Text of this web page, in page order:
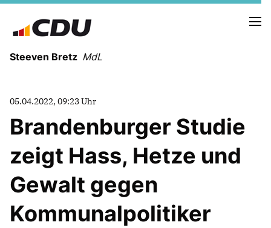
Steeven Bretz MdL
VITA
WAHLKREISBESUCHE
PRESSEFOTOS
MEIN BÜRGERBÜRO
05.04.2022, 09:23 Uhr
Brandenburger Studie
zeigt Hass, Hetze und
Gewalt gegen
Kommunalpolitiker